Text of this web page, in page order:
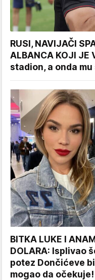
RUSI, NAVIJAČI
ALBANCA KOJI JE
stadion, a onda
BITKA LUKE I
DOLARA: Isplivao
potez Dončićeve
mogao da očekuje!